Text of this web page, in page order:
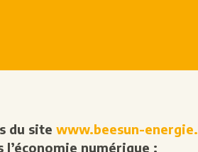
du sitewww.beesun-
numérique :